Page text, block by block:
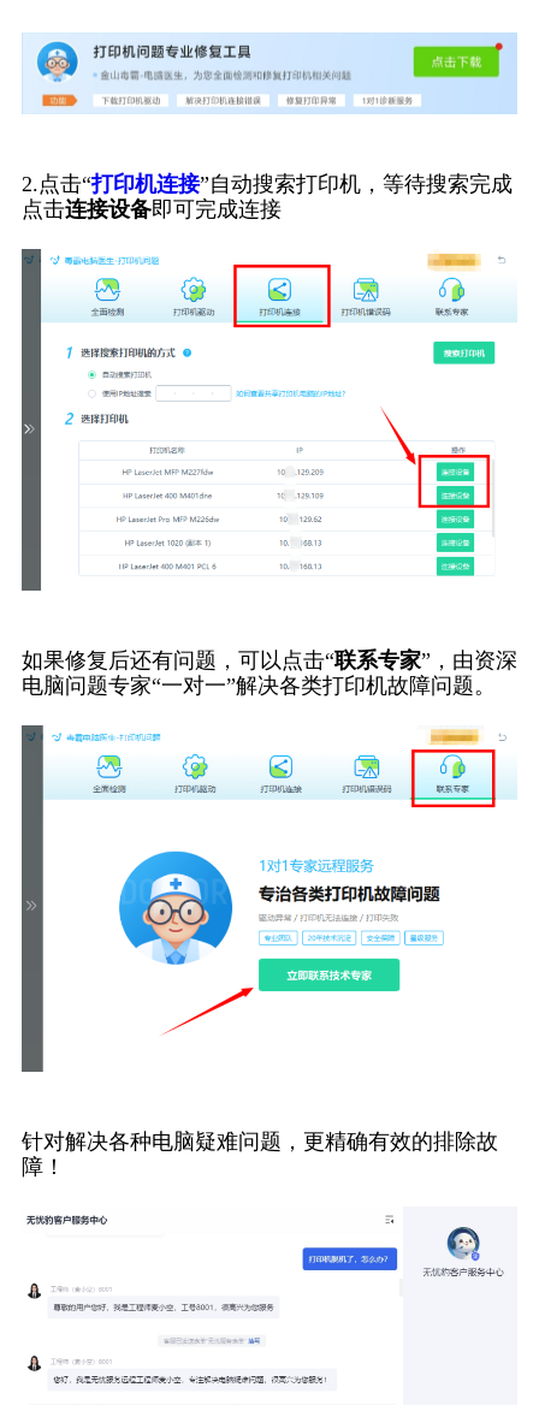
2.点击“打印机连接”自动搜索打印机，等待搜索完成
点击连接设备即可完成连接
如果修复后还有问题，可以点击“联系专家”，由资深
电脑问题专家“一对一”解决各类打印机故障问题。
针对解决各种电脑疑难问题，更精确有效的排除故
障！